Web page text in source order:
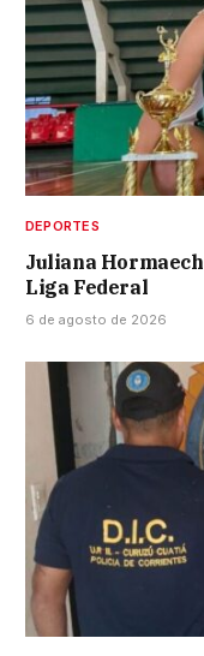
DEPORTES
Juliana
Liga Federal
6 de agosto de 2026